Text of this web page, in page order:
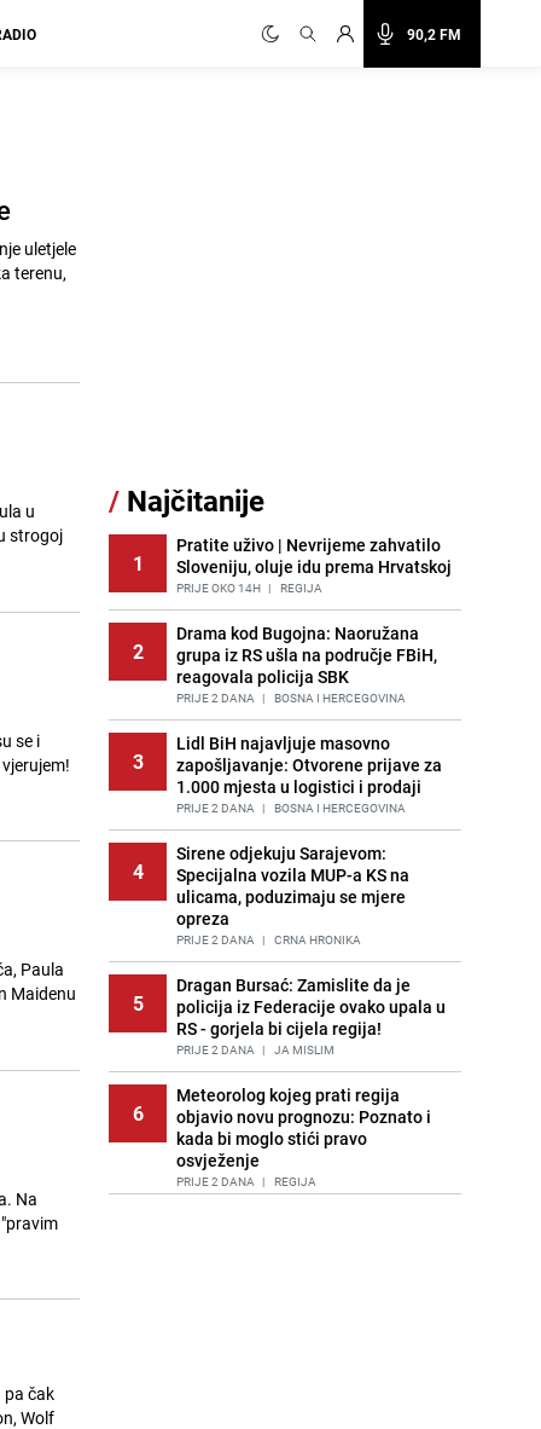
90,2 FM
uletjele
terenu,
u
strogoj
se i
Paula
Maidenu
Na
pa čak
Wolf
/ Najčitanije
1
Pratite uživo | Nevrijeme zahvatilo
Sloveniju, oluje idu prema Hrvatskoj
PRIJE OKO 14H | REGIJA
2
Drama kod Bugojna: Naoružana
grupa iz RS ušla na područje FBiH,
reagovala policija SBK
PRIJE 2 DANA | BOSNA I HERCEGOVINA
3
Lidl BiH najavljuje masovno
zapošljavanje: Otvorene prijave za
1.000 mjesta u logistici i prodaji
PRIJE 2 DANA | BOSNA I HERCEGOVINA
4
Sirene odjekuju Sarajevom:
Specijalna vozila MUP-a KS na
ulicama, poduzimaju se mjere
opreza
PRIJE 2 DANA | CRNA HRONIKA
5
Dragan Bursać: Zamislite da je
policija iz Federacije ovako upala u
RS - gorjela bi cijela regija!
PRIJE 2 DANA | JA MISLIM
6
Meteorolog kojeg prati regija
objavio novu prognozu: Poznato i
kada bi moglo stići pravo
osvježenje
PRIJE 2 DANA | REGIJA